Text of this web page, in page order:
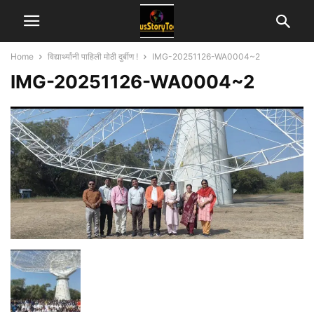
Home विद्यार्थ्यांनी पाहिली मोठी दुर्बीण ! IMG-20251126-WA0004~2
IMG-20251126-WA0004~2